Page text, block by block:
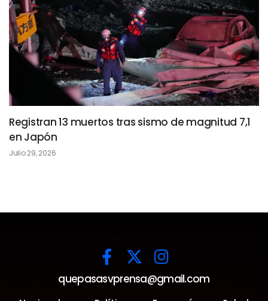
Registran 13 muertos tras sismo de magnitud 7,1
en Japón
Julio 29, 2026
quepasasvprensa@gmail.com